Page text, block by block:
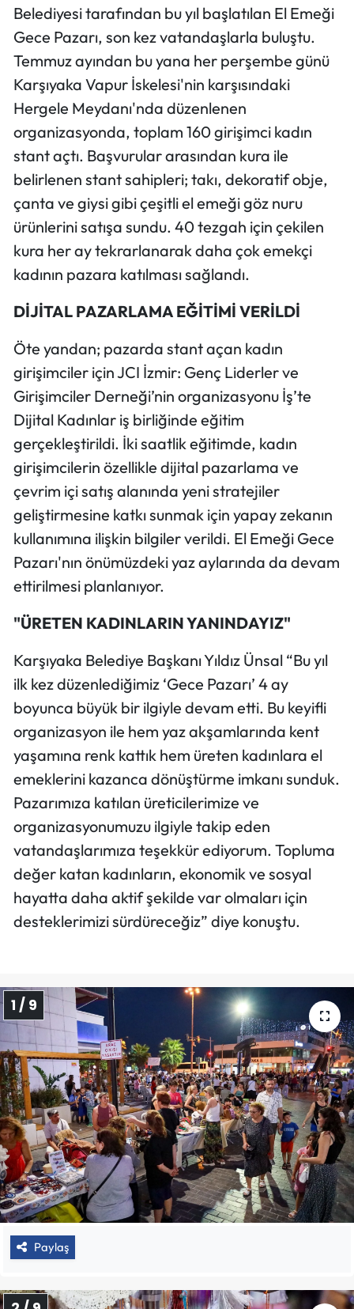
Belediyesi tarafından bu yıl başlatılan El Emeği
Gece Pazarı, son kez vatandaşlarla buluştu.
Temmuz ayından bu yana her perşembe günü
Karşıyaka Vapur İskelesi'nin karşısındaki
Hergele Meydanı'nda düzenlenen
organizasyonda, toplam 160 girişimci kadın
stant açtı. Başvurular arasından kura ile
belirlenen stant sahipleri; takı, dekoratif obje,
çanta ve giysi gibi çeşitli el emeği göz nuru
ürünlerini satışa sundu. 40 tezgah için çekilen
kura her ay tekrarlanarak daha çok emekçi
kadının pazara katılması sağlandı.
DİJİTAL PAZARLAMA EĞİTİMİ VERİLDİ
Öte yandan; pazarda stant açan kadın
girişimciler için JCI İzmir: Genç Liderler ve
Girişimciler Derneği’nin organizasyonu İş’te
Dijital Kadınlar iş birliğinde eğitim
gerçekleştirildi. İki saatlik eğitimde, kadın
girişimcilerin özellikle dijital pazarlama ve
çevrim içi satış alanında yeni stratejiler
geliştirmesine katkı sunmak için yapay zekanın
kullanımına ilişkin bilgiler verildi. El Emeği Gece
Pazarı'nın önümüzdeki yaz aylarında da devam
ettirilmesi planlanıyor.
"ÜRETEN KADINLARIN YANINDAYIZ"
Karşıyaka Belediye Başkanı Yıldız Ünsal “Bu yıl
ilk kez düzenlediğimiz ‘Gece Pazarı’ 4 ay
boyunca büyük bir ilgiyle devam etti. Bu keyifli
organizasyon ile hem yaz akşamlarında kent
yaşamına renk kattık hem üreten kadınlara el
emeklerini kazanca dönüştürme imkanı sunduk.
Pazarımıza katılan üreticilerimize ve
organizasyonumuzu ilgiyle takip eden
vatandaşlarımıza teşekkür ediyorum. Topluma
değer katan kadınların, ekonomik ve sosyal
hayatta daha aktif şekilde var olmaları için
desteklerimizi sürdüreceğiz” diye konuştu.
1 / 9
Paylaş